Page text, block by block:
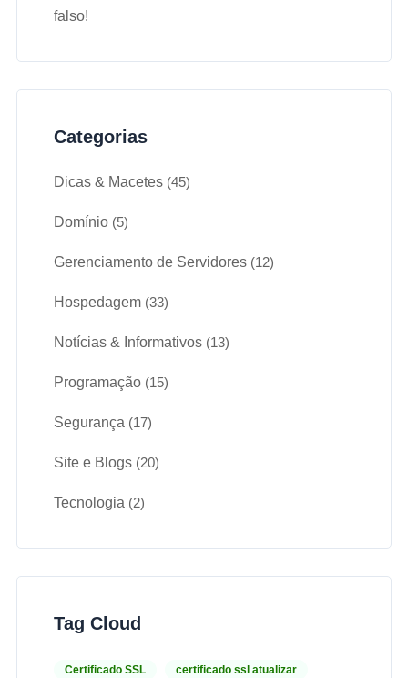
falso!
Categorias
Dicas & Macetes (45)
Domínio (5)
Gerenciamento de Servidores (12)
Hospedagem (33)
Notícias & Informativos (13)
Programação (15)
Segurança (17)
Site e Blogs (20)
Tecnologia (2)
Tag Cloud
Certificado SSL certificado ssl atualizar